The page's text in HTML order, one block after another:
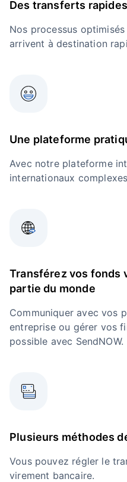
Des transferts rapides
Nos processus
arrivent à destination
Une plateforme
Avec notre plateforme
internationaux
Transférez vos fonds
partie du monde
Communiquer avec vos
entreprise ou gérer vos
possible avec SendNOW.
Plusieurs méthodes
Vous pouvez régler le
virement bancaire.